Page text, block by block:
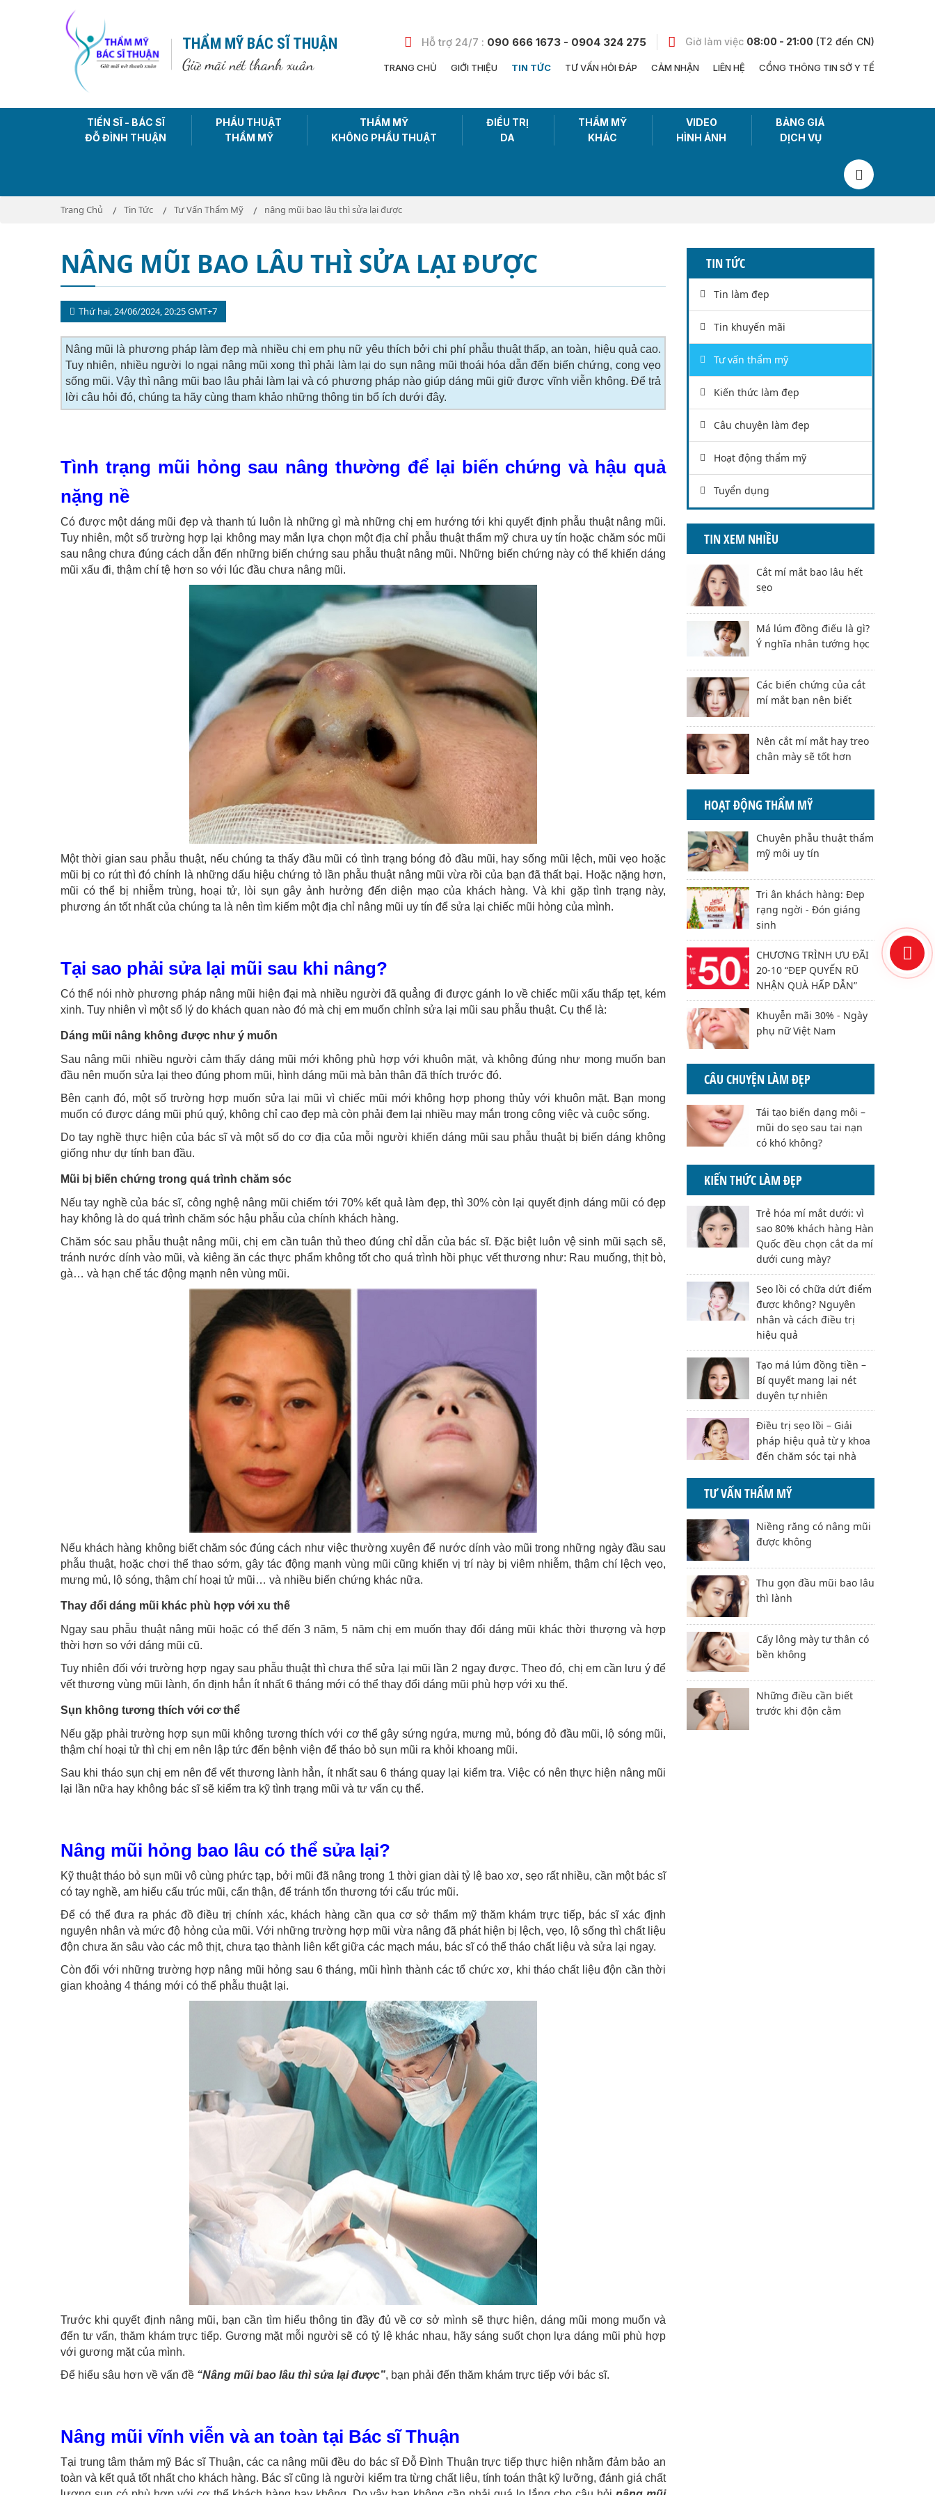
THẨM MỸ BÁC SĨ THUẬN
Giữ mãi nét thanh xuân
Hỗ trợ 24/7 : 090 666 1673 - 0904 324 275 Giờ làm việc 08:00 - 21:00 (T2 đến CN)
TRANG CHỦ GIỚI THIỆU TIN TỨC TƯ VẤN HỎI ĐÁP CẢM NHẬN LIÊN HỆ CỔNG THÔNG TIN SỞ Y TẾ
TIẾN SĨ - BÁC SĨ
ĐỖ ĐÌNH THUẬN
PHẨU THUẬT
THẨM MỸ
THẨM MỸ
KHÔNG PHẨU THUẬT
ĐIỀU TRỊ
DA
THẨM MỸ
KHÁC
VIDEO
HÌNH ẢNH
BẢNG GIÁ
DỊCH VỤ
Trang Chủ Tin Tức Tư Vấn Thẩm Mỹ nâng mũi bao lâu thì sửa lại được
NÂNG MŨI BAO LÂU THÌ SỬA LẠI ĐƯỢC
Thứ hai, 24/06/2024, 20:25 GMT+7
Nâng mũi là phương pháp làm đẹp mà nhiều chị em phụ nữ yêu thích bởi chi phí phẫu thuật thấp, an toàn, hiệu quả cao.
Tuy nhiên, nhiều người lo ngại nâng mũi xong thì phải làm lại do sụn nâng mũi thoái hóa dẫn đến biến chứng, cong vẹo
sống mũi. Vậy thì nâng mũi bao lâu phải làm lại và có phương pháp nào giúp dáng mũi giữ được vĩnh viễn không. Để trả
lời câu hỏi đó, chúng ta hãy cùng tham khảo những thông tin bổ ích dưới đây.
Tình trạng mũi hỏng sau nâng thường để lại biến chứng và hậu quả
nặng nề
Có được một dáng mũi đẹp và thanh tú luôn là những gì mà những chị em hướng tới khi quyết định phẫu thuật nâng mũi.
Tuy nhiên, một số trường hợp lại không may mắn lựa chọn một địa chỉ phẫu thuật thẩm mỹ chưa uy tín hoặc chăm sóc mũi
sau nâng chưa đúng cách dẫn đến những biến chứng sau phẫu thuật nâng mũi. Những biến chứng này có thể khiến dáng
mũi xấu đi, thậm chí tệ hơn so với lúc đầu chưa nâng mũi.
Một thời gian sau phẫu thuật, nếu chúng ta thấy đầu mũi có tình trạng bóng đỏ đầu mũi, hay sống mũi lệch, mũi vẹo hoặc
mũi bị co rút thì đó chính là những dấu hiệu chứng tỏ lần phẫu thuật nâng mũi vừa rồi của bạn đã thất bại. Hoặc nặng hơn,
mũi có thể bị nhiễm trùng, hoại tử, lòi sụn gây ảnh hưởng đến diện mạo của khách hàng. Và khi gặp tình trạng này,
phương án tốt nhất của chúng ta là nên tìm kiếm một địa chỉ nâng mũi uy tín để sửa lại chiếc mũi hỏng của mình.
Tại sao phải sửa lại mũi sau khi nâng?
Có thể nói nhờ phương pháp nâng mũi hiện đại mà nhiều người đã quẳng đi được gánh lo về chiếc mũi xấu thấp tẹt, kém
xinh. Tuy nhiên vì một số lý do khách quan nào đó mà chị em muốn chỉnh sửa lại mũi sau phẫu thuật. Cụ thể là:
Dáng mũi nâng không được như ý muốn
Sau nâng mũi nhiều người cảm thấy dáng mũi mới không phù hợp với khuôn mặt, và không đúng như mong muốn ban
đầu nên muốn sửa lại theo đúng phom mũi, hình dáng mũi mà bản thân đã thích trước đó.
Bên cạnh đó, một số trường hợp muốn sửa lại mũi vì chiếc mũi mới không hợp phong thủy với khuôn mặt. Bạn mong
muốn có được dáng mũi phú quý, không chỉ cao đẹp mà còn phải đem lại nhiều may mắn trong công việc và cuộc sống.
Do tay nghề thực hiện của bác sĩ và một số do cơ địa của mỗi người khiến dáng mũi sau phẫu thuật bị biến dáng không
giống như dự tính ban đầu.
Mũi bị biến chứng trong quá trình chăm sóc
Nếu tay nghề của bác sĩ, công nghệ nâng mũi chiếm tới 70% kết quả làm đẹp, thì 30% còn lại quyết định dáng mũi có đẹp
hay không là do quá trình chăm sóc hậu phẫu của chính khách hàng.
Chăm sóc sau phẫu thuật nâng mũi, chị em cần tuân thủ theo đúng chỉ dẫn của bác sĩ. Đặc biệt luôn vệ sinh mũi sạch sẽ,
tránh nước dính vào mũi, và kiêng ăn các thực phẩm không tốt cho quá trình hồi phục vết thương như: Rau muống, thịt bò,
gà… và hạn chế tác động mạnh nên vùng mũi.
Nếu khách hàng không biết chăm sóc đúng cách như việc thường xuyên để nước dính vào mũi trong những ngày đầu sau
phẫu thuật, hoặc chơi thể thao sớm, gây tác động mạnh vùng mũi cũng khiến vị trí này bị viêm nhiễm, thậm chí lệch vẹo,
mưng mủ, lộ sóng, thậm chí hoại tử mũi… và nhiều biến chứng khác nữa.
Thay đổi dáng mũi khác phù hợp với xu thế
Ngay sau phẫu thuật nâng mũi hoặc có thể đến 3 năm, 5 năm chị em muốn thay đổi dáng mũi khác thời thượng và hợp
thời hơn so với dáng mũi cũ.
Tuy nhiên đối với trường hợp ngay sau phẫu thuật thì chưa thể sửa lại mũi lần 2 ngay được. Theo đó, chị em cần lưu ý để
vết thương vùng mũi lành, ổn định hẳn ít nhất 6 tháng mới có thể thay đổi dáng mũi phù hợp với xu thế.
Sụn không tương thích với cơ thể
Nếu gặp phải trường hợp sụn mũi không tương thích với cơ thể gây sứng ngứa, mưng mủ, bóng đỏ đầu mũi, lộ sóng mũi,
thậm chí hoại tử thì chị em nên lập tức đến bệnh viện để tháo bỏ sụn mũi ra khỏi khoang mũi.
Sau khi tháo sụn chị em nên để vết thương lành hẳn, ít nhất sau 6 tháng quay lại kiểm tra. Việc có nên thực hiện nâng mũi
lại lần nữa hay không bác sĩ sẽ kiểm tra kỹ tình trạng mũi và tư vấn cụ thể.
Nâng mũi hỏng bao lâu có thể sửa lại?
Kỹ thuật tháo bỏ sụn mũi vô cùng phức tạp, bởi mũi đã nâng trong 1 thời gian dài tỷ lệ bao xơ, sẹo rất nhiều, cần một bác sĩ
có tay nghề, am hiểu cấu trúc mũi, cẩn thận, để tránh tổn thương tới cấu trúc mũi.
Để có thể đưa ra phác đồ điều trị chính xác, khách hàng cần qua cơ sở thẩm mỹ thăm khám trực tiếp, bác sĩ xác định
nguyên nhân và mức độ hỏng của mũi. Với những trường hợp mũi vừa nâng đã phát hiện bị lệch, vẹo, lộ sống thì chất liệu
độn chưa ăn sâu vào các mô thịt, chưa tạo thành liên kết giữa các mạch máu, bác sĩ có thể tháo chất liệu và sửa lại ngay.
Còn đối với những trường hợp nâng mũi hỏng sau 6 tháng, mũi hình thành các tổ chức xơ, khi tháo chất liệu độn cần thời
gian khoảng 4 tháng mới có thể phẫu thuật lại.
Trước khi quyết định nâng mũi, bạn cần tìm hiểu thông tin đầy đủ về cơ sở mình sẽ thực hiện, dáng mũi mong muốn và
đến tư vấn, thăm khám trực tiếp. Gương mặt mỗi người sẽ có tỷ lệ khác nhau, hãy sáng suốt chọn lựa dáng mũi phù hợp
với gương mặt của mình.
Để hiểu sâu hơn về vấn đề “Nâng mũi bao lâu thì sửa lại được”, bạn phải đến thăm khám trực tiếp với bác sĩ.
Nâng mũi vĩnh viễn và an toàn tại Bác sĩ Thuận
Tại trung tâm thảm mỹ Bác sĩ Thuận, các ca nâng mũi đều do bác sĩ Đỗ Đình Thuận trực tiếp thực hiện nhằm đảm bảo an
toàn và kết quả tốt nhất cho khách hàng. Bác sĩ cũng là người kiểm tra từng chất liệu, tính toán thật kỹ lưỡng, đánh giá chất
TIN TỨC
Tin làm đẹp
Tin khuyến mãi
Tư vấn thẩm mỹ
Kiến thức làm đẹp
Câu chuyện làm đẹp
Hoạt động thẩm mỹ
Tuyển dụng
TIN XEM NHIỀU
Cắt mí mắt bao lâu hết
sẹo
Má lúm đồng điếu là gì?
Ý nghĩa nhân tướng học
Các biến chứng của cắt
mí mắt bạn nên biết
Nên cắt mí mắt hay treo
chân mày sẽ tốt hơn
HOẠT ĐỘNG THẨM MỸ
Chuyên phẫu thuật thẩm
mỹ môi uy tín
Tri ân khách hàng: Đẹp
rạng ngời - Đón giáng
sinh
CHƯƠNG TRÌNH ƯU ĐÃI
20-10 “ĐẸP QUYẾN RŨ
NHẬN QUÀ HẤP DẪN”
Khuyễn mãi 30% - Ngày
phụ nữ Việt Nam
CÂU CHUYỆN LÀM ĐẸP
Tái tạo biến dạng môi –
mũi do sẹo sau tai nạn
có khó không?
KIẾN THỨC LÀM ĐẸP
Trẻ hóa mí mắt dưới: vì
sao 80% khách hàng Hàn
Quốc đều chọn cắt da mí
dưới cung mày?
Sẹo lồi có chữa dứt điểm
được không? Nguyên
nhân và cách điều trị
hiệu quả
Tạo má lúm đồng tiền –
Bí quyết mang lại nét
duyên tự nhiên
Điều trị sẹo lồi – Giải
pháp hiệu quả từ y khoa
đến chăm sóc tại nhà
TƯ VẤN THẨM MỸ
Niềng răng có nâng mũi
được không
Thu gọn đầu mũi bao lâu
thì lành
Cấy lông mày tự thân có
bền không
Những điều cần biết
trước khi độn cằm